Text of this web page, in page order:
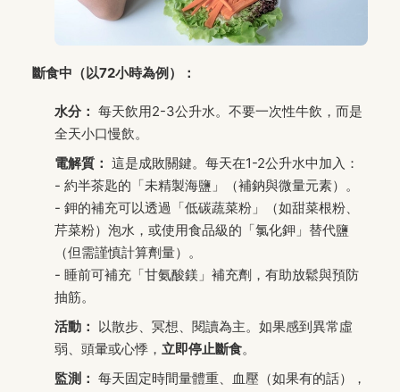
斷食中（以72小時為例）：
水分： 每天飲用2-3公升水。不要一次性牛飲，而是
全天小口慢飲。
電解質： 這是成敗關鍵。每天在1-2公升水中加入：
- 約半茶匙的「未精製海鹽」（補鈉與微量元素）。
- 鉀的補充可以透過「低碳蔬菜粉」（如甜菜根粉、
芹菜粉）泡水，或使用食品級的「氯化鉀」替代鹽
（但需謹慎計算劑量）。
- 睡前可補充「甘氨酸鎂」補充劑，有助放鬆與預防
抽筋。
活動： 以散步、冥想、閱讀為主。如果感到異常虛
弱、頭暈或心悸， 立即停止斷食。
監測： 每天固定時間量體重、血壓（如果有的話），